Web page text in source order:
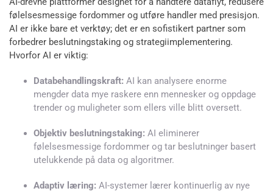
følelsesmessige fordommer og utføre handler med presisjon.
AI er ikke bare et verktøy; det er en sofistikert partner som
forbedrer beslutningstaking og strategiimplementering.
Hvorfor AI er viktig:
Databehandlingskraft: AI kan analysere enorme
mengder data mye raskere enn mennesker og oppdage
trender og muligheter som ellers ville blitt oversett.
Objektiv beslutningstaking: AI eliminerer
følelsesmessige fordommer og tar beslutninger basert
utelukkende på data og algoritmer.
Adaptiv læring: AI-systemer lærer kontinuerlig av nye